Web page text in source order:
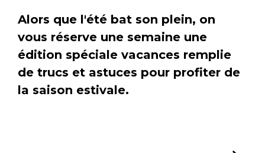
Alors que l'été bat son plein, on
vous réserve une semaine une
édition spéciale vacances remplie
de trucs et astuces pour profiter de
la saison estivale.